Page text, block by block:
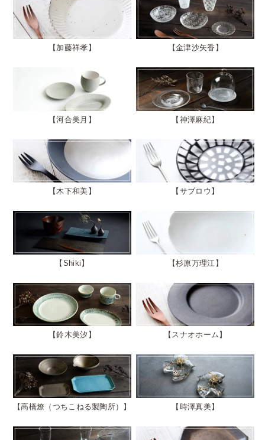
加藤祥孝 金津沙矢香
河合美月 神澤麻紀
木下和美 サブロウ
Shiki 杉原万理江
鈴木美汐 スナオホーム
高橋燎（つちこねる製陶所） 時澤真美